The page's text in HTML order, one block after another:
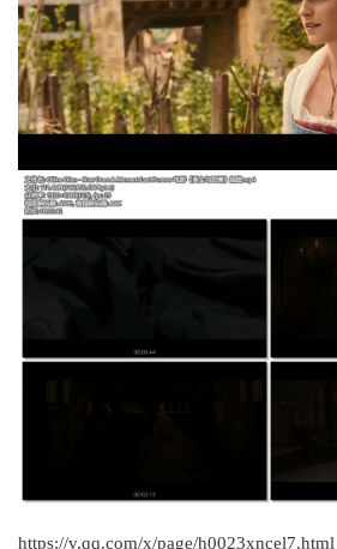
https://v.qq.com/x/page/h0023xncel7.html